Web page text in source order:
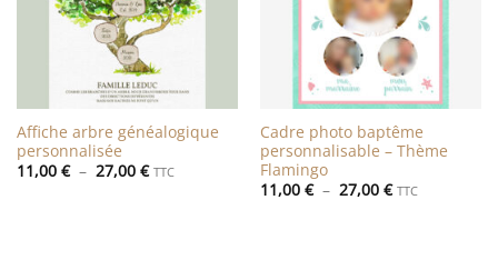
Affiche arbre généalogique
personnalisée
11,00 € – 27,00 €Plage
de
TTC
Cadre photo baptême
personnalisable – Thème
Flamingo
11,00 € – 27,00 €Plage
de
TTC